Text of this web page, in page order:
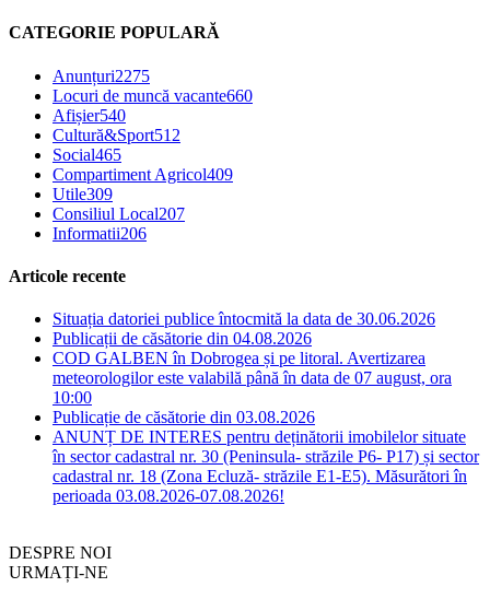
CATEGORIE POPULARĂ
Anunțuri2275
Locuri de muncă vacante660
Afișier540
Cultură&Sport512
Social465
Compartiment Agricol409
Utile309
Consiliul Local207
Informatii206
Articole recente
Situația datoriei publice întocmită la data de 30.06.2026
Publicații de căsătorie din 04.08.2026
COD GALBEN în Dobrogea și pe litoral. Avertizarea
meteorologilor este valabilă până în data de 07 august, ora
10:00
Publicație de căsătorie din 03.08.2026
ANUNȚ DE INTERES pentru deținătorii imobilelor situate
în sector cadastral nr. 30 (Peninsula- străzile P6- P17) și sector
cadastral nr. 18 (Zona Ecluză- străzile E1-E5). Măsurători în
perioada 03.08.2026-07.08.2026!
DESPRE NOI
URMAȚI-NE